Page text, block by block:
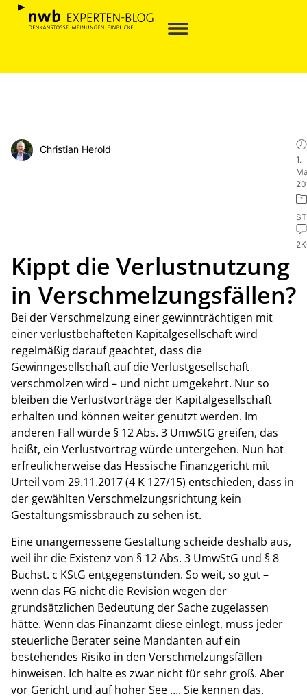
Christian Herold
1.
Kippt die Verlustnutzung
in Verschmelzungsfällen?
Bei der Verschmelzung einer gewinnträchtigen mit
einer verlustbehafteten Kapitalgesellschaft wird
regelmäßig darauf geachtet, dass die
Gewinngesellschaft auf die Verlustgesellschaft
verschmolzen wird – und nicht umgekehrt. Nur so
bleiben die Verlustvorträge der Kapitalgesellschaft
erhalten und können weiter genutzt werden. Im
anderen Fall würde § 12 Abs. 3 UmwStG greifen, das
heißt, ein Verlustvortrag würde untergehen. Nun hat
erfreulicherweise das Hessische Finanzgericht mit
Urteil vom 29.11.2017 (4 K 127/15) entschieden, dass in
der gewählten Verschmelzungsrichtung kein
Gestaltungsmissbrauch zu sehen ist.
Eine unangemessene Gestaltung scheide deshalb aus,
weil ihr die Existenz von § 12 Abs. 3 UmwStG und § 8
Buchst. c KStG entgegenstünden. So weit, so gut –
wenn das FG nicht die Revision wegen der
grundsätzlichen Bedeutung der Sache zugelassen
hätte. Wenn das Finanzamt diese einlegt, muss jeder
steuerliche Berater seine Mandanten auf ein
bestehendes Risiko in den Verschmelzungsfällen
hinweisen. Ich halte es zwar nicht für sehr groß. Aber
vor Gericht und auf hoher See …. Sie kennen das.